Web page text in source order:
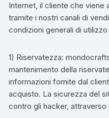
Internet, il cliente che
tramite i nostri canali di
condizioni generali di
1) Riservatezza:
mantenimento della
informazioni fornite dal
acquisto. La sicurezza del
contro gli hacker, attraverso